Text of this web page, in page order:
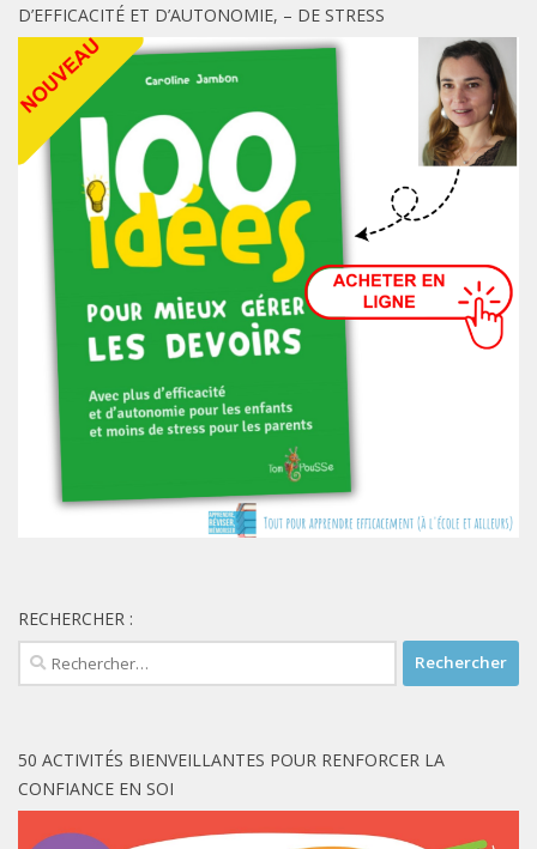
D’EFFICACITÉ ET D’AUTONOMIE, – DE STRESS
RECHERCHER :
Rechercher :
50 ACTIVITÉS BIENVEILLANTES POUR RENFORCER LA
CONFIANCE EN SOI